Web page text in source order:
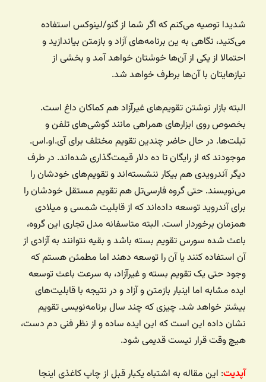
شدیدا توصیه می‌کنم که اگر شما از گنو/لینوکس استفاده
می‌کنید، نگاهی به ین برنامه‌های آزاد و بازمتن بیاندازید و
احتمالا از یکی از آن‌ها خوشتان خواهد آمد و بخشی از
نیازهایتان با آن‌ها برطرف خواهد شد.
البته بازار نوشتن تقویم‌های غیرآزاد هم کماکان داغ است.
بخصوص روی ابزارهای همراهی مانند گوشی‌های تلفن و
تبلت‌ها. در حال حاضر چندین تقویم مختلف برای آی.او.اس.
موجودند که از رایگان تا ده دلار قیمت‌گذاری شده‌اند. در طرف
دیگر آندرویدی هم بیکار ننشسته‌اند و تقویم‌های خودشان را
می‌نویسند. حتی گروه فارسی‌تل هم تقویم مستقل خودشان را
برای آندروید توسعه داده‌اند که از قابلیت شمسی و میلادی
همزمان برخوردار است. البته متاسفانه مدل تجاری این گروه،
باعث شده سورس تقویم بسته باشد و بقیه نتوانند به آزادی از
آن استفاده کنند یا آن را توسعه دهند اما مطمئن هستم که
وجود حتی یک تقویم بسته و غیرآزاد، به سرعت باعث توسعه
ایده مشابه اما اینبار بازمتن و آزاد و در نتیجه با قابلیت‌های
بیشتر خواهد شد. چیزی که چند سال برنامه‌نویسی تقویم
نشان داده این است که این ایده ساده و از نظر فنی دم دست،
هیچ وقت قرار نیست قدیمی شود.
آپدیت: این مقاله به اشتباه یکبار قبل از چاپ کاغذی اینجا